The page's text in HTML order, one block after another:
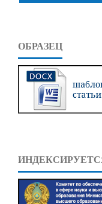
ОБРАЗЕЦ